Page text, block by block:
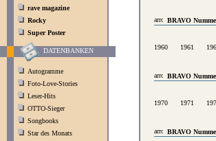
rave magazine
Rocky
Super Poster
DATENBANKEN
Autogramme
Foto-Love-Stories
Leser-Hits
OTTO-Sieger
Songbooks
Star des Monats
BRAVO
1960 1961
BRAVO
1970 1971
BRAVO